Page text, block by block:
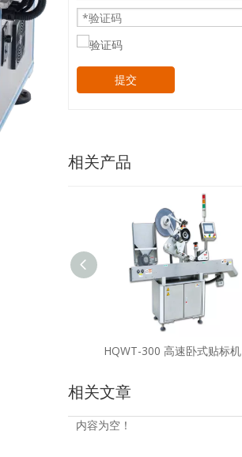
提交
相关产品
HQWT-300 高速卧式贴标机
相关文章
内容为空！